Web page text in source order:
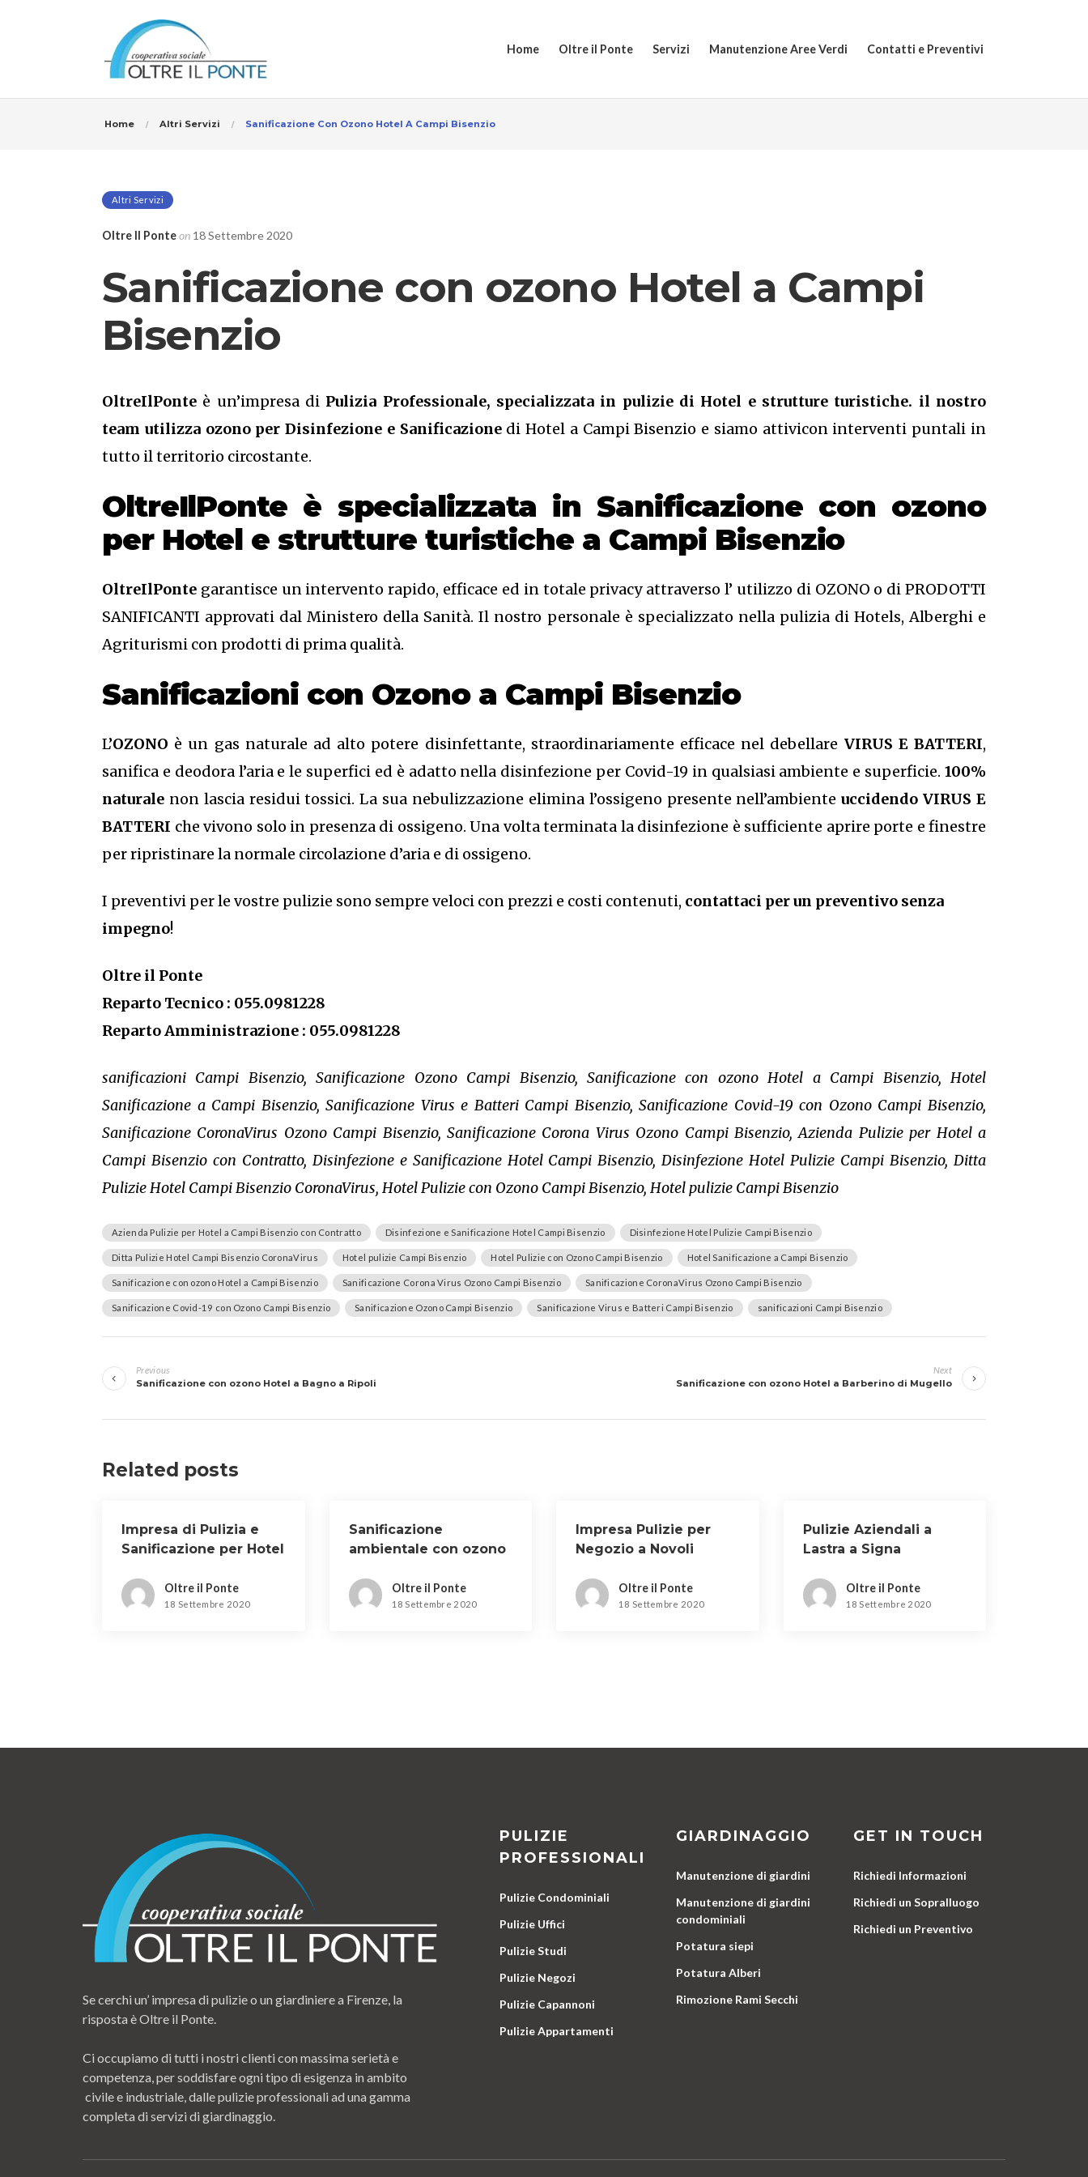
Home Oltre il Ponte Servizi Manutenzione Aree Verdi Contatti e Preventivi
Home Altri Servizi Sanificazione Con Ozono Hotel A Campi Bisenzio
Altri Servizi
Oltre Il Ponteon 18 Settembre 2020
Sanificazione con ozono Hotel a Campi
Bisenzio
OltreIlPonte è un’impresa di Pulizia Professionale, specializzata in pulizie di Hotel e strutture turistiche. il nostro
team utilizza ozono per Disinfezione e Sanificazionedi Hotel a Campi Bisenzio e siamo attivicon interventi puntali in
tutto il territorio circostante.
OltreIlPonte è specializzata in Sanificazione con ozono
per Hotel e strutture turistiche a Campi Bisenzio
OltreIlPonte garantisce un intervento rapido, efficace ed in totale privacy attraverso l’ utilizzo di OZONO o di PRODOTTI
SANIFICANTI approvati dal Ministero della Sanità. Il nostro personale è specializzato nella pulizia di Hotels, Alberghi e
Agriturismi con prodotti di prima qualità.
Sanificazioni con Ozono a Campi Bisenzio
L’OZONO è un gas naturale ad alto potere disinfettante, straordinariamente efficace nel debellare VIRUS E BATTERI,
sanifica e deodora l’aria e le superfici ed è adatto nella disinfezione per Covid-19 in qualsiasi ambiente e superficie. 100%
naturale non lascia residui tossici.La sua nebulizzazione elimina l’ossigeno presente nell’ambienteuccidendo VIRUS E
BATTERI che vivono solo in presenza di ossigeno. Una volta terminata la disinfezione è sufficiente aprire porte e finestre
per ripristinare la normale circolazione d’aria e di ossigeno.
I preventivi per le vostre pulizie sono sempre veloci con prezzi e costi contenuti, contattaci per un preventivo senza
impegno!
Oltre il Ponte
Reparto Tecnico : 055.0981228
Reparto Amministrazione : 055.0981228
sanificazioni Campi Bisenzio, Sanificazione Ozono Campi Bisenzio, Sanificazione con ozono Hotel a Campi Bisenzio, Hotel
Sanificazione a Campi Bisenzio, Sanificazione Virus e Batteri Campi Bisenzio, Sanificazione Covid-19 con Ozono Campi Bisenzio,
Sanificazione CoronaVirus Ozono Campi Bisenzio, Sanificazione Corona Virus Ozono Campi Bisenzio, Azienda Pulizie per Hotel a
Campi Bisenzio con Contratto, Disinfezione e Sanificazione Hotel Campi Bisenzio, Disinfezione Hotel Pulizie Campi Bisenzio, Ditta
Pulizie Hotel Campi Bisenzio CoronaVirus, Hotel Pulizie con Ozono Campi Bisenzio, Hotel pulizie Campi Bisenzio
Azienda Pulizie per Hotel a Campi Bisenzio con Contratto Disinfezione e Sanificazione Hotel Campi Bisenzio Disinfezione Hotel Pulizie Campi Bisenzio
Ditta Pulizie Hotel Campi Bisenzio CoronaVirus Hotel pulizie Campi Bisenzio Hotel Pulizie con Ozono Campi Bisenzio Hotel Sanificazione a Campi Bisenzio
Sanificazione con ozono Hotel a Campi Bisenzio Sanificazione Corona Virus Ozono Campi Bisenzio Sanificazione CoronaVirus Ozono Campi Bisenzio
Sanificazione Covid-19 con Ozono Campi Bisenzio Sanificazione Ozono Campi Bisenzio Sanificazione Virus e Batteri Campi Bisenzio sanificazioni Campi Bisenzio
articoli
Previous
Sanificazione con ozono Hotel a Bagno a Ripoli
Next
Sanificazione con ozono Hotel a Barberino di Mugello
Related posts
Impresa di Pulizia e
Sanificazione per Hotel
Oltre il Ponte
18 Settembre 2020
Sanificazione
ambientale con ozono
Oltre il Ponte
18 Settembre 2020
Impresa Pulizie per
Negozio a Novoli
Oltre il Ponte
18 Settembre 2020
Pulizie Aziendali a
Lastra a Signa
Oltre il Ponte
18 Settembre 2020
Se cerchi un’ impresa di pulizie o un giardiniere a Firenze, la
risposta è Oltre il Ponte.
Ci occupiamo di tutti i nostri clienti con massima serietà e
competenza, per soddisfare ogni tipo di esigenza in ambito
civile e industriale, dalle pulizie professionali ad una gamma
completa di servizi di giardinaggio.
PULIZIE
PROFESSIONALI
Pulizie Condominiali
Pulizie Uffici
Pulizie Studi
Pulizie Negozi
Pulizie Capannoni
Pulizie Appartamenti
GIARDINAGGIO
Manutenzione di giardini
Manutenzione di giardini
condominiali
Potatura siepi
Potatura Alberi
Rimozione Rami Secchi
GET IN TOUCH
Richiedi Informazioni
Richiedi un Sopralluogo
Richiedi un Preventivo